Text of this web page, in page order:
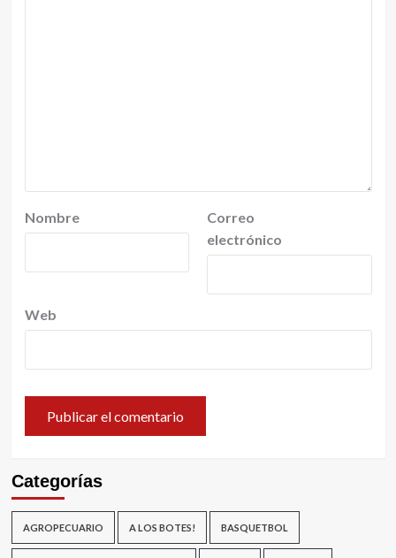
Nombre
Correo
electrónico
Web
Categorías
AGROPECUARIO A LOS BOTES! BASQUETBOL